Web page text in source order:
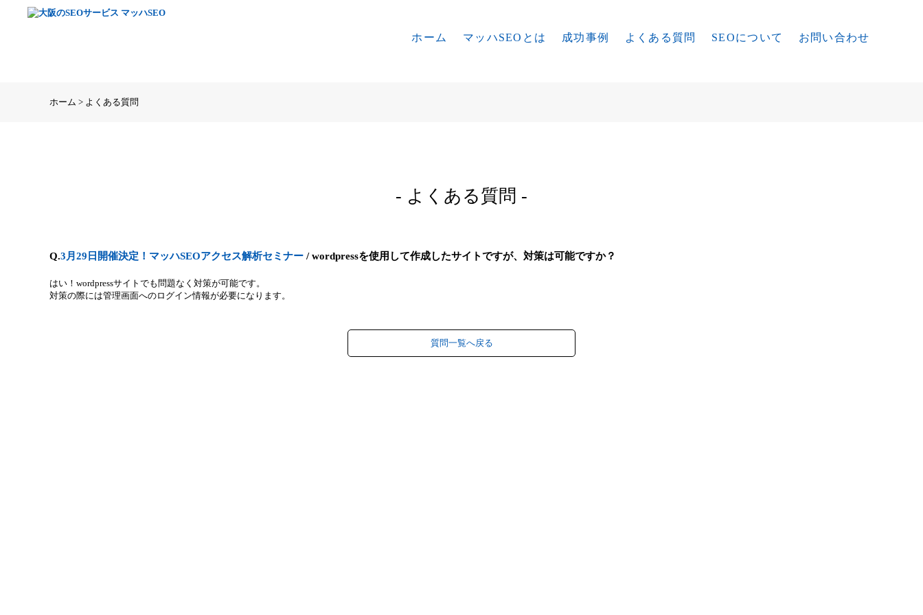
ホーム マッハSEOとは 成功事例 よくある質問 SEOについて お問い合わせ
ホーム > よくある質問
- よくある質問 -
Q.3月29日開催決定！マッハSEOアクセス解析セミナー / wordpressを使用して作成したサイトですが、対策は可能ですか？
はい！wordpressサイトでも問題なく対策が可能です。
対策の際には管理画面へのログイン情報が必要になります。
質問一覧へ戻る